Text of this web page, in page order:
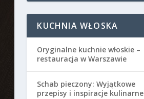
KUCHNIA WŁOSKA
Oryginalne kuchnie włoskie –
restauracja w Warszawie
Schab pieczony: Wyjątkowe
przepisy i inspiracje kulinarne